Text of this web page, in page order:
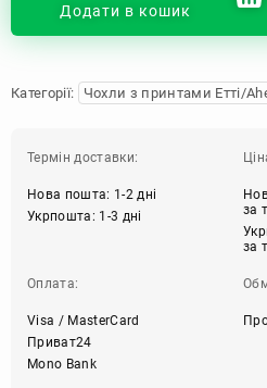
Додати в кошик
Категорії: Чохли з принтами Етті/
Термін доставки:
Нова пошта: 1-2 дні
Укрпошта: 1-3 дні
за
за
Оплата:
Visa / MasterCard
Приват24
Mono Bank